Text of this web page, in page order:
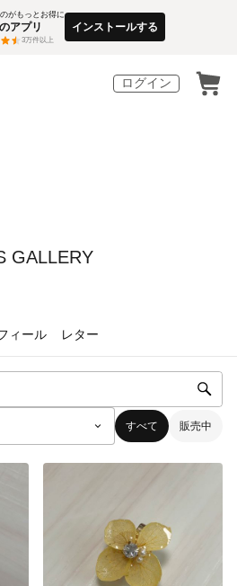
がもっとお得に
アプリ
3万件以上
インストールする
ログイン
GALLERY
ィール レター
すべて 販売中